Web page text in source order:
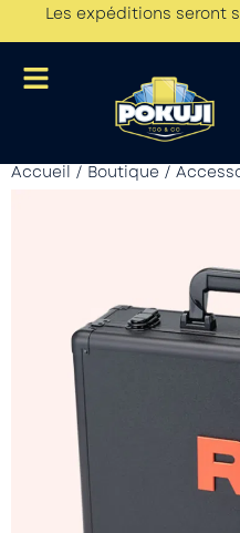
Les expéditions seront
Accueil / Boutique /